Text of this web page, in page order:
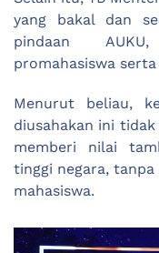
yang bakal dan
pindaan
promahasiswa
Menurut beliau,
diusahakan ini
memberi nilai
tinggi negara,
mahasiswa.